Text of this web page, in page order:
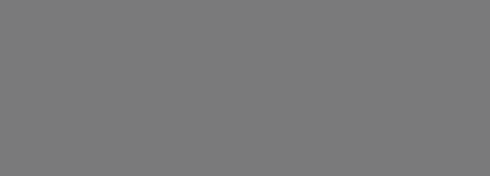
um die Anzahl zu erhöhen oder zu